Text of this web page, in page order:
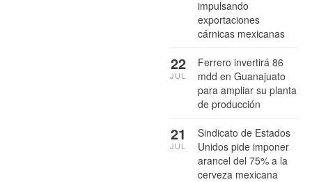
impulsando
exportaciones
cárnicas mexicanas
Ferrero invertirá 86
mdd en Guanajuato
para ampliar su planta
de producción
22
JUL
Sindicato de Estados
Unidos pide imponer
arancel del 75% a la
cerveza mexicana
21
JUL